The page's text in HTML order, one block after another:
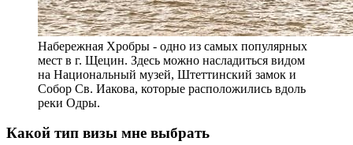
Набережная Хробры - одно из самых популярных
мест в г. Щецин. Здесь можно насладиться видом
на Национальный музей, Штеттинский замок и
Собор Св. Иакова, которые расположились вдоль
реки Одры.
Какой тип визы мне выбрать